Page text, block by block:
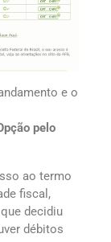
e o
pelo
ao termo
fiscal,
decidiu
débitos